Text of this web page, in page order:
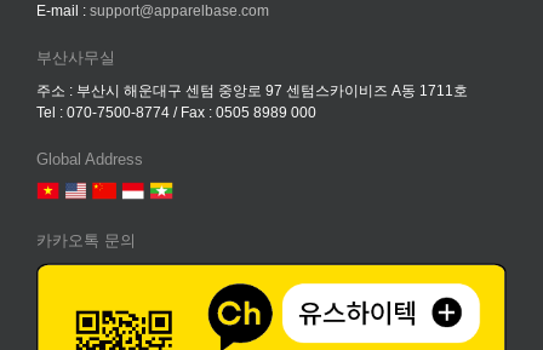
E-mail : support@apparelbase.com
부산사무실
주소 : 부산시 해운대구 센텀 중앙로 97 센텀스카이비즈 A동 1711호
Tel : 070-7500-8774 / Fax : 0505 8989 000
Global Address
카카오톡 문의